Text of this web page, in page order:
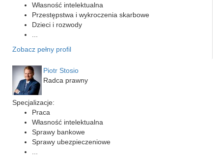
Własność intelektualna
Przestępstwa i wykroczenia skarbowe
Dzieci i rozwody
Zobacz pełny profil
Piotr Stosio
Radca prawny
Specjalizacje:
Praca
Własność intelektualna
Sprawy bankowe
Sprawy ubezpieczeniowe